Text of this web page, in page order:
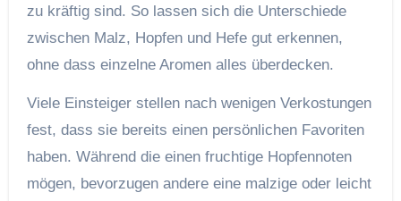
zu kräftig sind. So lassen sich die Unterschiede
zwischen Malz, Hopfen und Hefe gut erkennen,
ohne dass einzelne Aromen alles überdecken.
Viele Einsteiger stellen nach wenigen Verkostungen
fest, dass sie bereits einen persönlichen Favoriten
haben. Während die einen fruchtige Hopfennoten
mögen, bevorzugen andere eine malzige oder leicht